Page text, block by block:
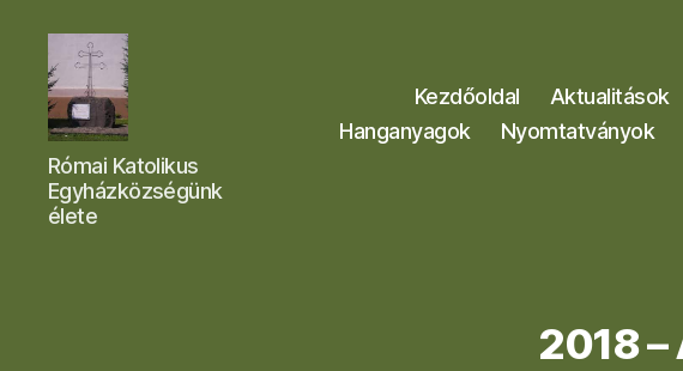
Letkési
Egyházközség
Római Katolikus
Egyházközségünk
élete
Kezdőoldal Aktualitások
Hanganyagok
Nyomtatványok
2018 –